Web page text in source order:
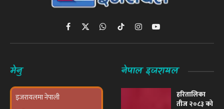
Facebook
X
WhatsAppTikTokInstagramYouTube
मेनु
इजरायलमा नेपाली
नेपाल इजरायल
हरितालिका
तीज २०८३ को